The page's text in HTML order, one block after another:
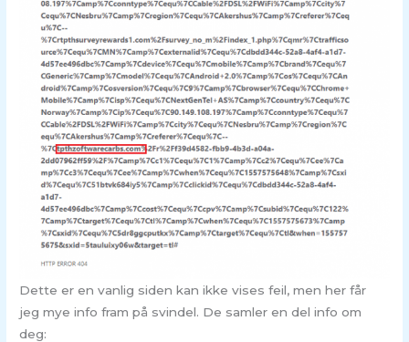
Dette er en vanlig siden kan ikke vises feil, men her får
jeg mye info fram på svindel. De samler en del info om
deg: